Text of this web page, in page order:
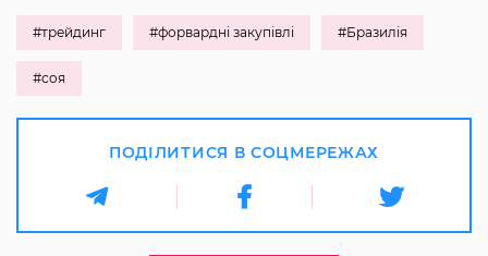
#трейдинг #форвардні закупівлі #Бразилія
#соя
ПОДІЛИТИСЯ В СОЦМЕРЕЖАХ